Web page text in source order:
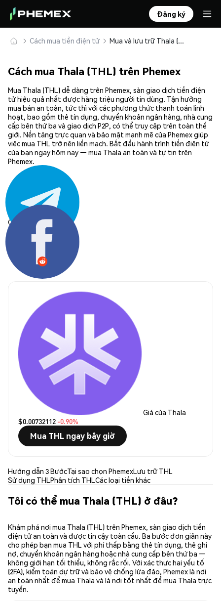
Đăng ký
Cách mua tiền điện tử Mua và lưu trữ Thala (THL) an toàn
Cách mua Thala (THL) trên Phemex
Mua Thala (THL) dễ dàng trên Phemex, sàn giao dịch tiền điện
tử hiệu quả nhất được hàng triệu người tin dùng. Tận hưởng
mua bán an toàn, tức thì với các phương thức thanh toán linh
hoạt, bao gồm thẻ tín dụng, chuyển khoản ngân hàng, nhà cung
cấp bên thứ ba và giao dịch P2P, có thể truy cập trên toàn thế
giới. Nền tảng trực quan và bảo mật mạnh mẽ của Phemex giúp
việc mua THL trở nên liền mạch. Bắt đầu hành trình tiền điện tử
của bạn ngay hôm nay — mua Thala an toàn và tự tin trên
Phemex.
Chia sẻ:
Giá của Thala
$0.00732112 -0.90%
Mua THL ngay bây giờ
Hướng dẫn 3 BướcTại sao chọn PhemexLưu trữ THL
Sử dụng THLPhân tích THLCác loại tiền khác
Tôi có thể mua Thala (THL) ở đâu?
Khám phá nơi mua Thala (THL) trên Phemex, sàn giao dịch tiền
điện tử an toàn và được tin cậy toàn cầu. Ba bước đơn giản này
cho phép bạn mua THL với phí thấp bằng thẻ tín dụng, thẻ ghi
nợ, chuyển khoản ngân hàng hoặc nhà cung cấp bên thứ ba —
không giới hạn tối thiểu, không rắc rối. Với xác thực hai yếu tố
(2FA), kiểm toán dự trữ và bảo vệ chống lừa đảo, Phemex là nơi
an toàn nhất để mua Thala và là nơi tốt nhất để mua Thala trực
tuyến.